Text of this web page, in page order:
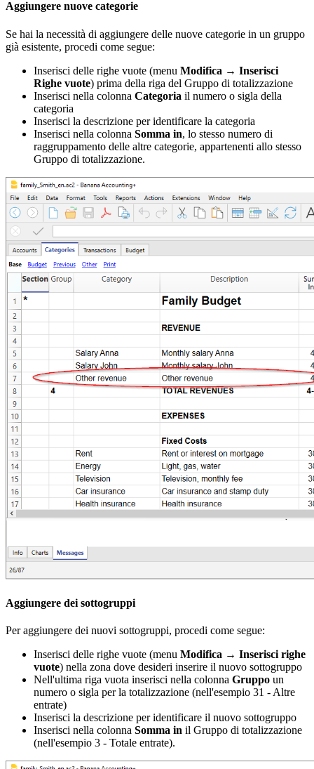
Aggiungere nuove categorie
Se hai la necessità di aggiungere delle nuove categorie in un gruppo
già esistente, procedi come segue:
Inserisci delle righe vuote (menu Modifica → Inserisci
Righe vuote) prima della riga del Gruppo di totalizzazione
Inserisci nella colonna Categoria il numero o sigla della
categoria
Inserisci la descrizione per identificare la categoria
Inserisci nella colonna Somma in, lo stesso numero di
raggruppamento delle altre categorie, appartenenti allo stesso
Gruppo di totalizzazione.
Aggiungere dei sottogruppi
Per aggiungere dei nuovi sottogruppi, procedi come segue:
Inserisci delle righe vuote (menu Modifica → Inserisci righe
vuote) nella zona dove desideri inserire il nuovo sottogruppo
Nell'ultima riga vuota inserisci nella colonna Gruppo un
numero o sigla per la totalizzazione (nell'esempio 31 - Altre
entrate)
Inserisci la descrizione per identificare il nuovo sottogruppo
Inserisci nella colonna Somma in il Gruppo di totalizzazione
(nell'esempio 3 - Totale entrate).